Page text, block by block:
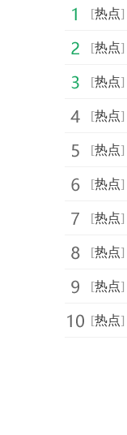
[热点]
[热点]
[热点]
[热点]
[热点]
[热点]
[热点]
[热点]
[热点]
[热点]